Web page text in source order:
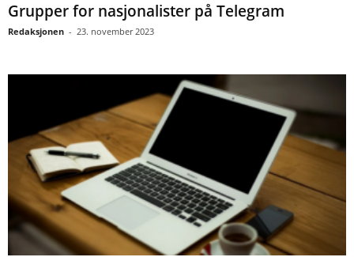
Grupper for nasjonalister på Telegram
Redaksjonen - 23. november 2023